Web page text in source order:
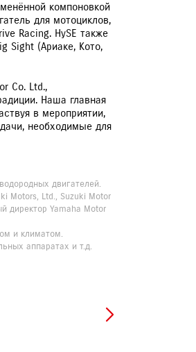
компоновкой
для мотоциклов,
Racing. HySE также
Sight (Ариаке, Кото,
Co. Ltd.,
Наша главная
в мероприятии,
необходимые для
двигателей.
Motors, Ltd., Suzuki Motor
директор Yamaha Motor
и климатом.
аппаратах и т.д.